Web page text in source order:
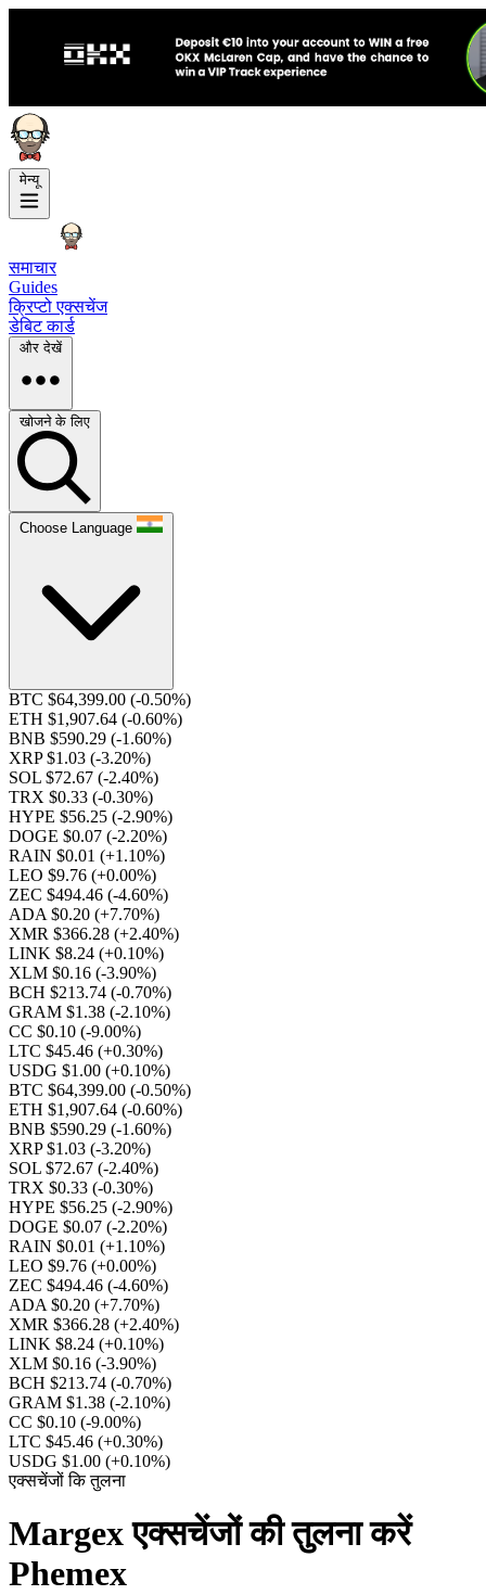
मेन्यू
समाचार
Guides
क्रिप्टो एक्सचेंज
डेबिट कार्ड
और देखें
खोजने के लिए
Choose Language
BTC $64,399.00 (-0.50%)
ETH $1,907.64 (-0.60%)
BNB $590.29 (-1.60%)
XRP $1.03 (-3.20%)
SOL $72.67 (-2.40%)
TRX $0.33 (-0.30%)
HYPE $56.25 (-2.90%)
DOGE $0.07 (-2.20%)
RAIN $0.01 (+1.10%)
LEO $9.76 (+0.00%)
ZEC $494.46 (-4.60%)
ADA $0.20 (+7.70%)
XMR $366.28 (+2.40%)
LINK $8.24 (+0.10%)
XLM $0.16 (-3.90%)
BCH $213.74 (-0.70%)
GRAM $1.38 (-2.10%)
CC $0.10 (-9.00%)
LTC $45.46 (+0.30%)
USDG $1.00 (+0.10%)
BTC $64,399.00 (-0.50%)
ETH $1,907.64 (-0.60%)
BNB $590.29 (-1.60%)
XRP $1.03 (-3.20%)
SOL $72.67 (-2.40%)
TRX $0.33 (-0.30%)
HYPE $56.25 (-2.90%)
DOGE $0.07 (-2.20%)
RAIN $0.01 (+1.10%)
LEO $9.76 (+0.00%)
ZEC $494.46 (-4.60%)
ADA $0.20 (+7.70%)
XMR $366.28 (+2.40%)
LINK $8.24 (+0.10%)
XLM $0.16 (-3.90%)
BCH $213.74 (-0.70%)
GRAM $1.38 (-2.10%)
CC $0.10 (-9.00%)
LTC $45.46 (+0.30%)
USDG $1.00 (+0.10%)
एक्सचेंजों कि तुलना
Margex एक्सचेंजों की तुलना करें
Phemex